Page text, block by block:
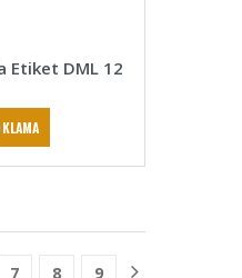
Etiket DML 12
7 8 9